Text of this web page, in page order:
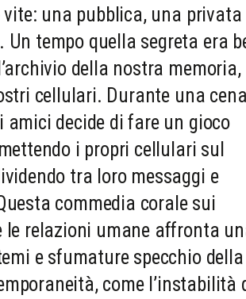
una pubblica, una privata
Un tempo quella segreta era
della nostra memoria,
cellulari. Durante una
amici decide di fare un gioco
i propri cellulari sul
tra loro messaggi e
commedia corale sui
le relazioni umane affronta
e sfumature specchio della
come l’instabilità